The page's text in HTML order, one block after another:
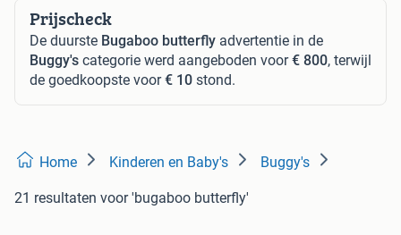
Prijscheck
De duurste Bugaboo butterfly advertentie in de
Buggy's categorie werd aangeboden voor€ 800, terwijl
de goedkoopste voor€ 10 stond.
Home Kinderen en Baby's Buggy's
21 resultaten voor 'bugaboo butterfly'